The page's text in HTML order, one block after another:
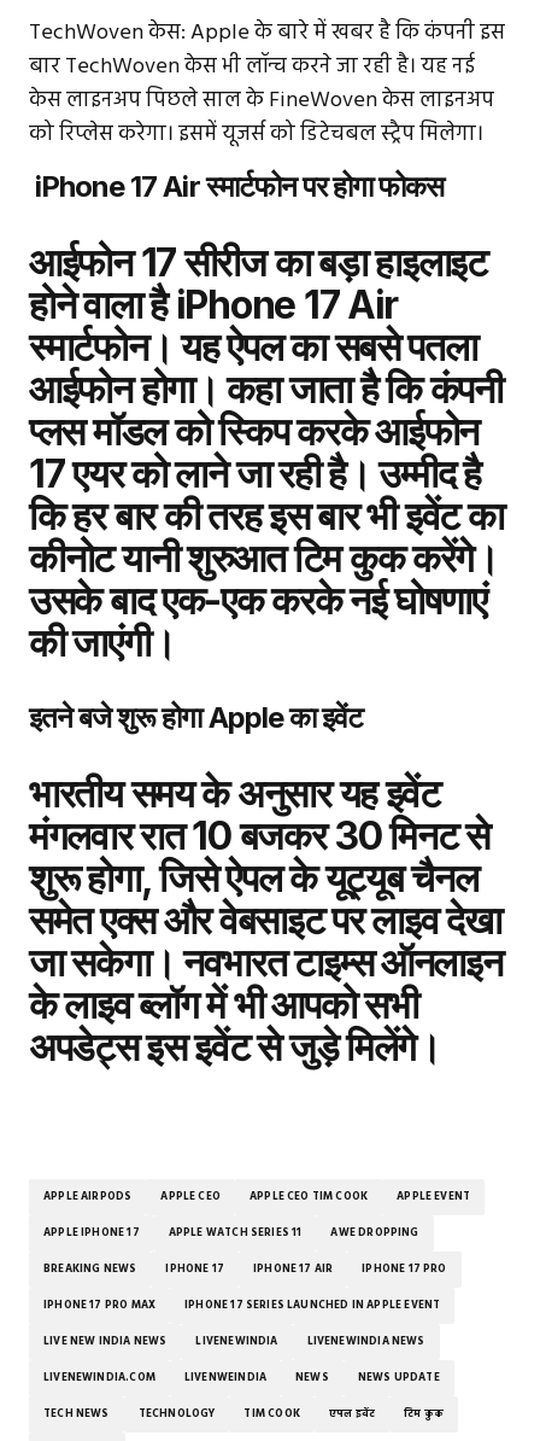
TechWoven केस: Apple के बारे में खबर है कि कंपनी इस
बार TechWoven केस भी लॉन्च करने जा रही है। यह नई
केस लाइनअप पिछले साल के FineWoven केस लाइनअप
को रिप्लेस करेगा। इसमें यूजर्स को डिटेचबल स्ट्रैप मिलेगा।
iPhone 17 Air स्‍मार्टफोन पर होगा फोकस
आईफोन 17 सीरीज का बड़ा हाइलाइट
होने वाला है iPhone 17 Air
स्‍मार्टफोन। यह ऐपल का सबसे पतला
आईफोन होगा। कहा जाता है कि कंपनी
प्‍लस मॉडल को स्‍क‍िप करके आईफोन
17 एयर को लाने जा रही है। उम्‍मीद है
कि हर बार की तरह इस बार भी इवेंट का
कीनोट यानी शुरुआत टिम कुक करेंगे।
उसके बाद एक-एक करके नई घोषणाएं
की जाएंगी।
इतने बजे शुरू होगा Apple का इवेंट
भारतीय समय के अनुसार यह इवेंट
मंगलवार रात 10 बजकर 30 मिनट से
शुरू होगा, जिसे ऐपल के यूट्यूब चैनल
समेत एक्‍स और वेबसाइट पर लाइव देखा
जा सकेगा। नवभारत टाइम्‍स ऑनलाइन
के लाइव ब्‍लॉग में भी आपको सभी
अपडेट्स इस इवेंट से जुड़े मिलेंगे।
APPLE AIRPODS APPLE CEO APPLE CEO TIM COOK APPLE EVENT
APPLE IPHONE 17 APPLE WATCH SERIES 11 AWE DROPPING
BREAKING NEWS IPHONE 17 IPHONE 17 AIR IPHONE 17 PRO
IPHONE 17 PRO MAX IPHONE 17 SERIES LAUNCHED IN APPLE EVENT
LIVE NEW INDIA NEWS LIVENEWINDIA LIVENEWINDIA NEWS
LIVENEWINDIA.COM LIVENWEINDIA NEWS NEWS UPDATE
TECH NEWS TECHNOLOGY TIM COOK एपल इवेंट टिम कुक